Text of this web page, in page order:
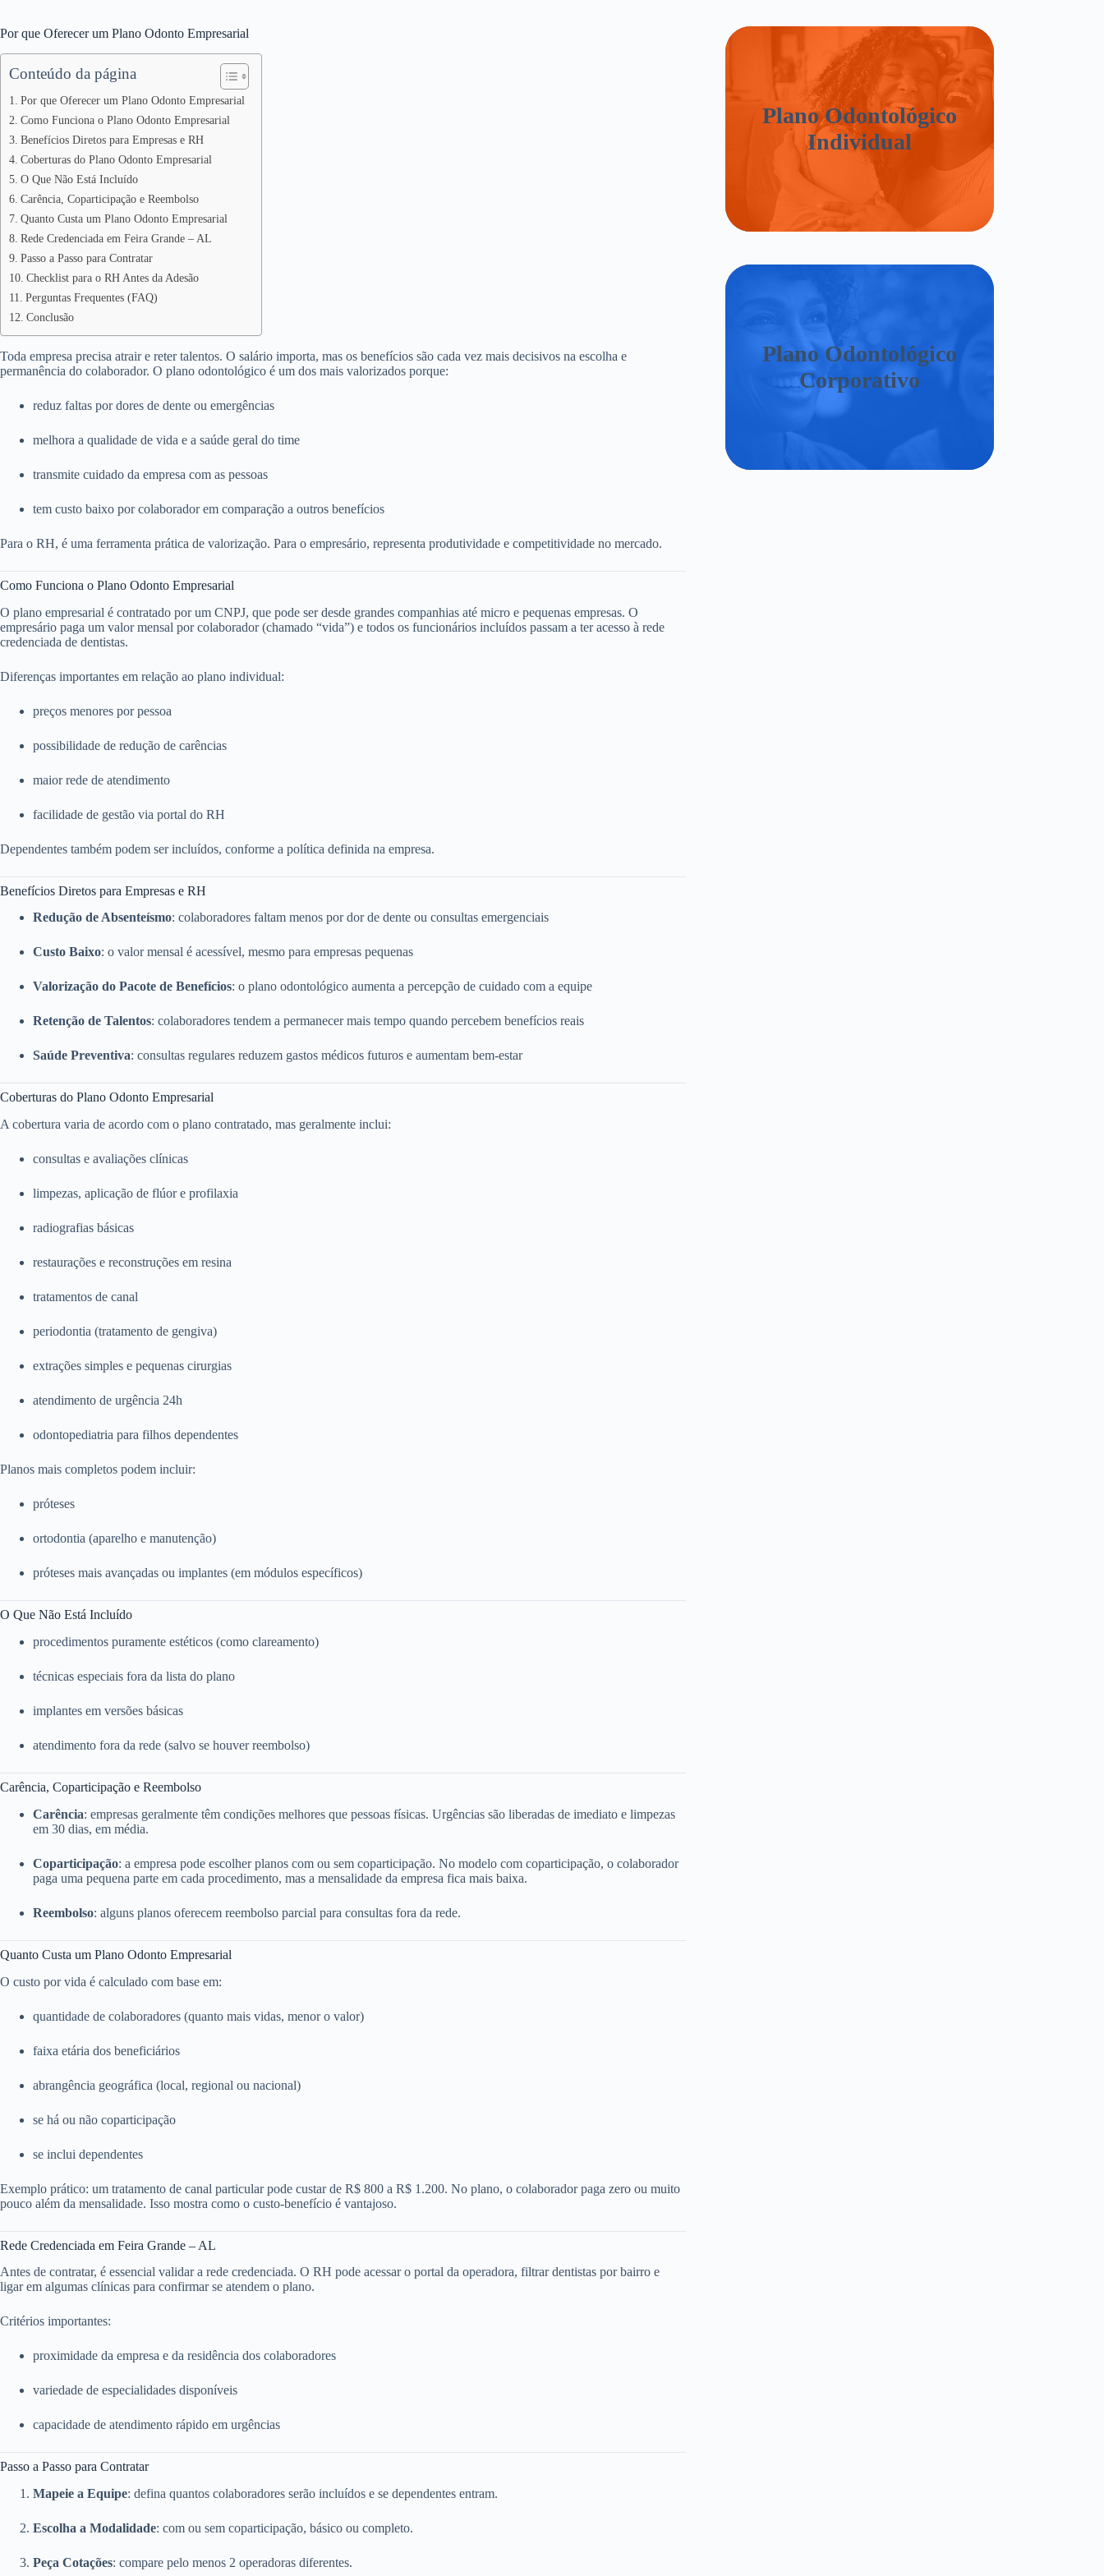
Por que Oferecer um Plano Odonto Empresarial
Conteúdo da página
Por que Oferecer um Plano Odonto Empresarial
Como Funciona o Plano Odonto Empresarial
Benefícios Diretos para Empresas e RH
Coberturas do Plano Odonto Empresarial
O Que Não Está Incluído
Carência, Coparticipação e Reembolso
Quanto Custa um Plano Odonto Empresarial
Rede Credenciada em Feira Grande – AL
Passo a Passo para Contratar
Checklist para o RH Antes da Adesão
Perguntas Frequentes (FAQ)
Conclusão
Toda empresa precisa atrair e reter talentos. O salário importa, mas os benefícios são cada vez mais decisivos na escolha e
permanência do colaborador. O plano odontológico é um dos mais valorizados porque:
reduz faltas por dores de dente ou emergências
melhora a qualidade de vida e a saúde geral do time
transmite cuidado da empresa com as pessoas
tem custo baixo por colaborador em comparação a outros benefícios
Para o RH, é uma ferramenta prática de valorização. Para o empresário, representa produtividade e competitividade no mercado.
Como Funciona o Plano Odonto Empresarial
O plano empresarial é contratado por um CNPJ, que pode ser desde grandes companhias até micro e pequenas empresas. O
empresário paga um valor mensal por colaborador (chamado “vida”) e todos os funcionários incluídos passam a ter acesso à rede
credenciada de dentistas.
Diferenças importantes em relação ao plano individual:
preços menores por pessoa
possibilidade de redução de carências
maior rede de atendimento
facilidade de gestão via portal do RH
Dependentes também podem ser incluídos, conforme a política definida na empresa.
Benefícios Diretos para Empresas e RH
Redução de Absenteísmo: colaboradores faltam menos por dor de dente ou consultas emergenciais
Custo Baixo: o valor mensal é acessível, mesmo para empresas pequenas
Valorização do Pacote de Benefícios: o plano odontológico aumenta a percepção de cuidado com a equipe
Retenção de Talentos: colaboradores tendem a permanecer mais tempo quando percebem benefícios reais
Saúde Preventiva: consultas regulares reduzem gastos médicos futuros e aumentam bem-estar
Coberturas do Plano Odonto Empresarial
A cobertura varia de acordo com o plano contratado, mas geralmente inclui:
consultas e avaliações clínicas
limpezas, aplicação de flúor e profilaxia
radiografias básicas
restaurações e reconstruções em resina
tratamentos de canal
periodontia (tratamento de gengiva)
extrações simples e pequenas cirurgias
atendimento de urgência 24h
odontopediatria para filhos dependentes
Planos mais completos podem incluir:
próteses
ortodontia (aparelho e manutenção)
próteses mais avançadas ou implantes (em módulos específicos)
O Que Não Está Incluído
procedimentos puramente estéticos (como clareamento)
técnicas especiais fora da lista do plano
implantes em versões básicas
atendimento fora da rede (salvo se houver reembolso)
Carência, Coparticipação e Reembolso
Carência: empresas geralmente têm condições melhores que pessoas físicas. Urgências são liberadas de imediato e limpezas
em 30 dias, em média.
Coparticipação: a empresa pode escolher planos com ou sem coparticipação. No modelo com coparticipação, o colaborador
paga uma pequena parte em cada procedimento, mas a mensalidade da empresa fica mais baixa.
Reembolso: alguns planos oferecem reembolso parcial para consultas fora da rede.
Quanto Custa um Plano Odonto Empresarial
O custo por vida é calculado com base em:
quantidade de colaboradores (quanto mais vidas, menor o valor)
faixa etária dos beneficiários
abrangência geográfica (local, regional ou nacional)
se há ou não coparticipação
se inclui dependentes
Exemplo prático: um tratamento de canal particular pode custar de R$ 800 a R$ 1.200. No plano, o colaborador paga zero ou muito
pouco além da mensalidade. Isso mostra como o custo-benefício é vantajoso.
Rede Credenciada em Feira Grande – AL
Antes de contratar, é essencial validar a rede credenciada. O RH pode acessar o portal da operadora, filtrar dentistas por bairro e
ligar em algumas clínicas para confirmar se atendem o plano.
Critérios importantes:
proximidade da empresa e da residência dos colaboradores
variedade de especialidades disponíveis
capacidade de atendimento rápido em urgências
Passo a Passo para Contratar
Mapeie a Equipe: defina quantos colaboradores serão incluídos e se dependentes entram.
Escolha a Modalidade: com ou sem coparticipação, básico ou completo.
Peça Cotações: compare pelo menos 2 operadoras diferentes.
Plano Odontológico
Individual
Plano Odontológico
Corporativo